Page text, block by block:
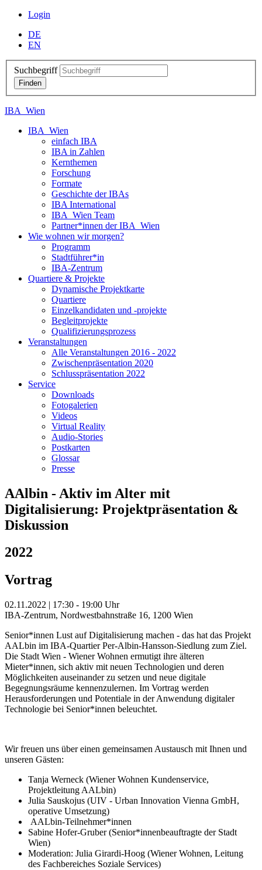
Login
DE
EN
Suchbegriff
IBA_Wien
IBA_Wien
einfach IBA
IBA in Zahlen
Kernthemen
Forschung
Formate
Geschichte der IBAs
IBA International
IBA_Wien Team
Partner*innen der IBA_Wien
Wie wohnen wir morgen?
Programm
Stadtführer*in
IBA-Zentrum
Quartiere & Projekte
Dynamische Projektkarte
Quartiere
Einzelkandidaten und -projekte
Begleitprojekte
Qualifizierungsprozess
Veranstaltungen
Alle Veranstaltungen 2016 - 2022
Zwischenpräsentation 2020
Schlusspräsentation 2022
Service
Downloads
Fotogalerien
Videos
Virtual Reality
Audio-Stories
Postkarten
Glossar
Presse
AAlbin - Aktiv im Alter mit
Digitalisierung: Projektpräsentation &
Diskussion
2022
Vortrag
02.11.2022 | 17:30 - 19:00 Uhr
IBA-Zentrum, Nordwestbahnstraße 16, 1200 Wien
Senior*innen Lust auf Digitalisierung machen - das hat das Projekt
AALbin im IBA-Quartier Per-Albin-Hansson-Siedlung zum Ziel.
Die Stadt Wien - Wiener Wohnen ermutigt ihre älteren
Mieter*innen, sich aktiv mit neuen Technologien und deren
Möglichkeiten auseinander zu setzen und neue digitale
Begegnungsräume kennenzulernen. Im Vortrag werden
Herausforderungen und Potentiale in der Anwendung digitaler
Technologie bei Senior*innen beleuchtet.
Wir freuen uns über einen gemeinsamen Austausch mit Ihnen und
unseren Gästen:
Tanja Werneck (Wiener Wohnen Kundenservice,
Projektleitung AALbin)
Julia Sauskojus (UIV - Urban Innovation Vienna GmbH,
operative Umsetzung)
AALbin-Teilnehmer*innen
Sabine Hofer-Gruber (Senior*innenbeauftragte der Stadt
Wien)
Moderation: Julia Girardi-Hoog (Wiener Wohnen, Leitung
des Fachbereiches Soziale Services)